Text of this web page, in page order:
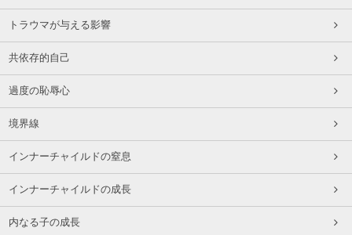
トラウマが与える影響
共依存的自己
過度の恥辱心
境界線
インナーチャイルドの窒息
インナーチャイルドの成長
内なる子の成長